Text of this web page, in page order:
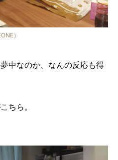
）
中なのか、なんの反応も得
ちら。